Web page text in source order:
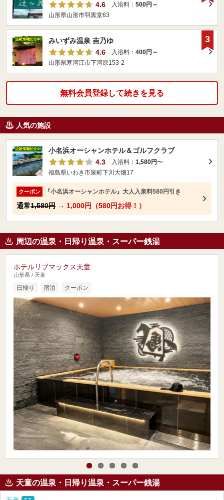
4.6
入浴料： 500円～
山形県山形市羽黒堂63
みいずみ温泉 吉乃ゆ
4.6
入浴料： 400円～
山形県寒河江市下河原153-2
3
無料会員登録して続きを見る
人気の施設
小名浜オーシャンホテル＆ゴルフクラブ
4.3
入浴料： 1,580円〜
福島県いわき市泉町下川大畑17
クーポン 『小名浜オーシャンホテル』大人入泉料580円引き
通常1,580円 → 1,000円（580円お得！）
周辺の温泉・日帰り温泉・スーパー銭湯
ホテルリブマックス天童
山形県 / 天童
日帰り 宿泊 クーポン
天童の温泉・日帰り温泉・スーパー銭湯